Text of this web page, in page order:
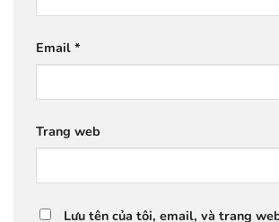
Email *
Trang web
Lưu tên của tôi, email, và trang